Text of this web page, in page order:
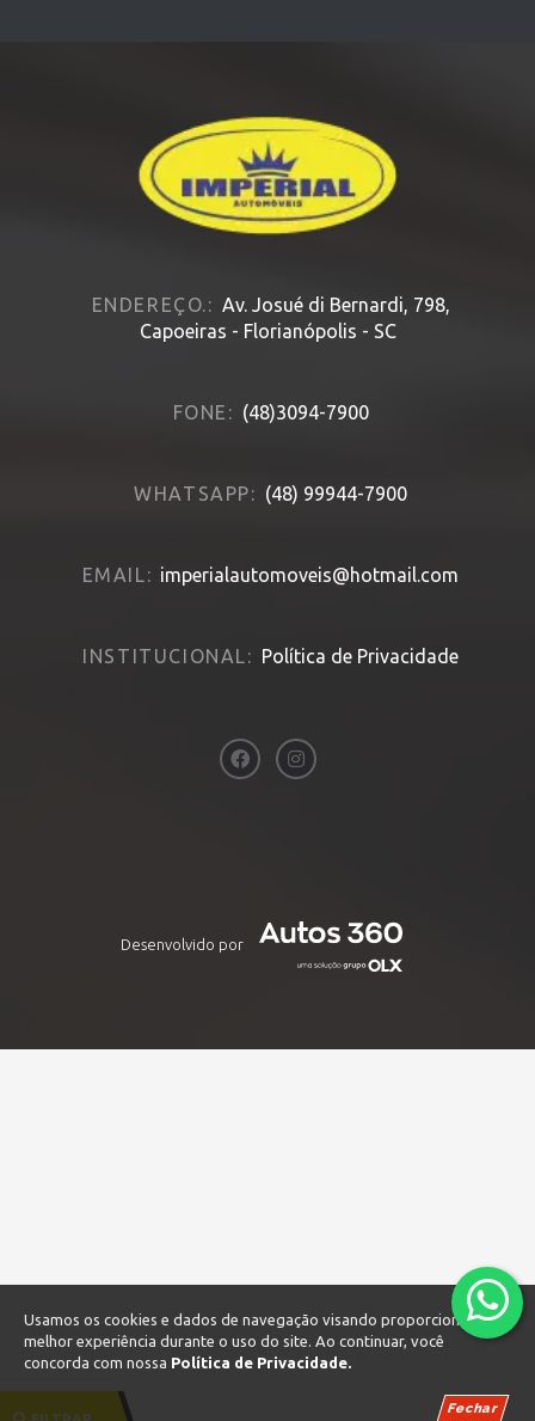
Usamos os cookies e dados de navegação visando proporcionar uma
melhor experiência durante o uso do site. Ao continuar, você
concorda com nossa Política de Privacidade.
Fechar
ENDEREÇO.: Av. Josué di Bernardi, 798,
Capoeiras - Florianópolis - SC
FONE: (48)3094-7900
WHATSAPP: (48) 99944-7900
EMAIL: imperialautomoveis@hotmail.com
INSTITUCIONAL: Política de Privacidade
Desenvolvido por